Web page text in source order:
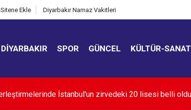
Sitene Ekle Diyarbakır Namaz Vakitleri
DIYARBAKIR SPOR GÜNCEL KÜLTÜR-SANAT
açılması ABD'nin tutumuna bağlı